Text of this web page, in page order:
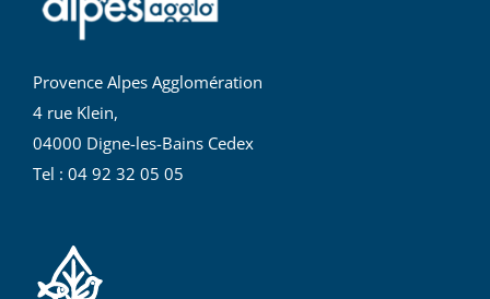
Provence Alpes Agglomération
4 rue Klein,
04000 Digne-les-Bains Cedex
Tel : 04 92 32 05 05